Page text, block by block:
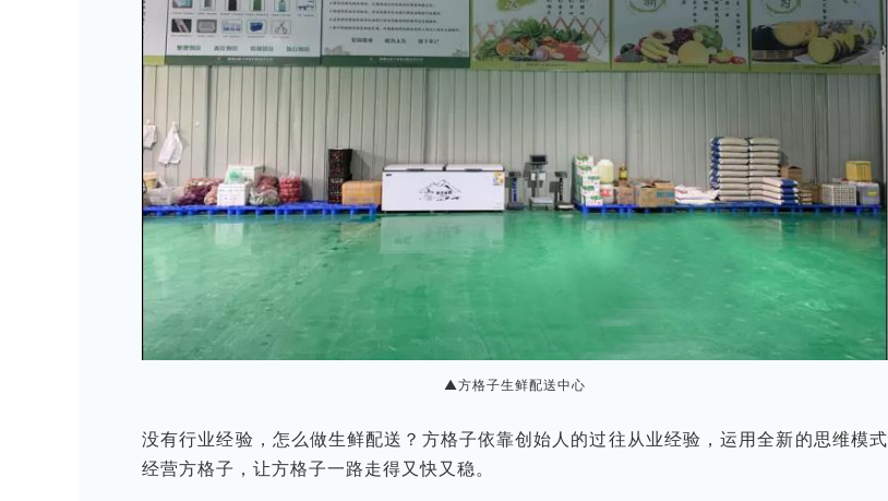
▲方格子生鲜配送中心
没有行业经验，怎么做生鲜配送？方格子依靠创始人的过往从业经验，运用全新的思维模式
经营方格子，让方格子一路走得又快又稳。